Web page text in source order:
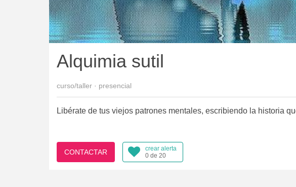
Alquimia sutil
curso/taller · presencial
Libérate de tus viejos patrones mentales, escribiendo la historia
CONTACTAR
crear alerta
0 de 20